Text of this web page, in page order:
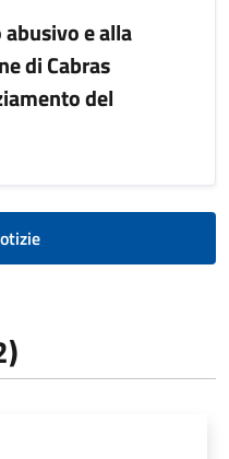
e alla
di Cabras
del